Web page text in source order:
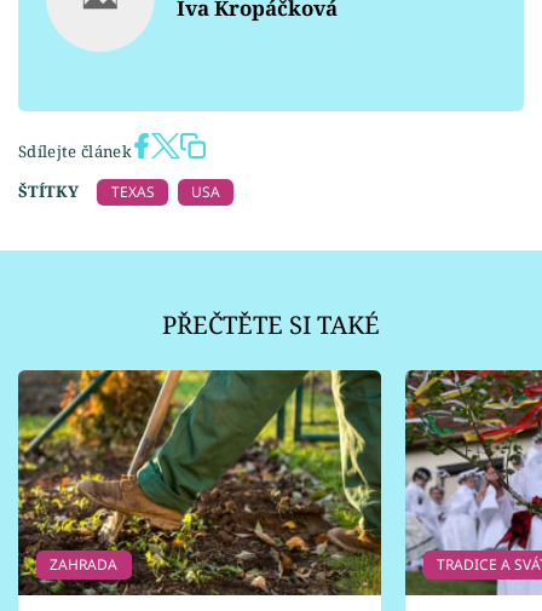
Iva Kropáčková
Sdílejte článek
ŠTÍTKY
TEXAS USA
PŘEČTĚTE SI TAKÉ
ZAHRADA TRADICE A